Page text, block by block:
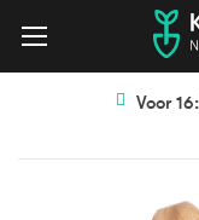
Voor